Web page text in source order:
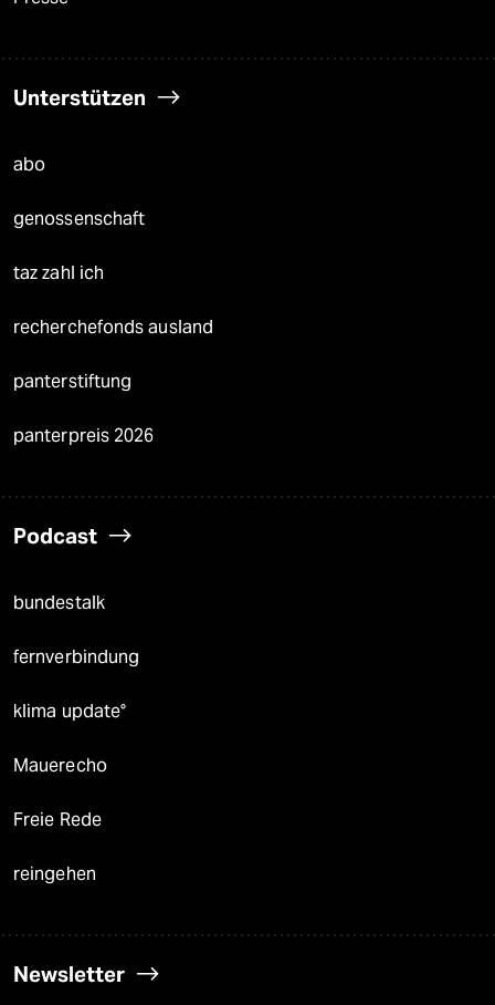
Unterstützen
abo
genossenschaft
taz zahl ich
recherchefonds ausland
panterstiftung
panterpreis 2026
Podcast
bundestalk
fernverbindung
klima update°
Mauerecho
Freie Rede
reingehen
Newsletter